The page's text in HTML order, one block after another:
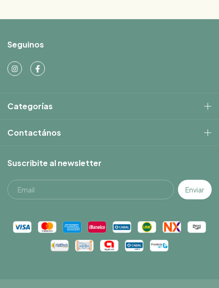
Seguinos
Categorías
Contactános
Suscribite al newsletter